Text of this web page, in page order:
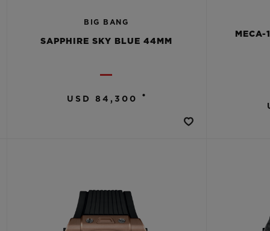
BIG BANG
SAPPHIRE SKY BLUE 44MM
USD 84,300 •
MECA-